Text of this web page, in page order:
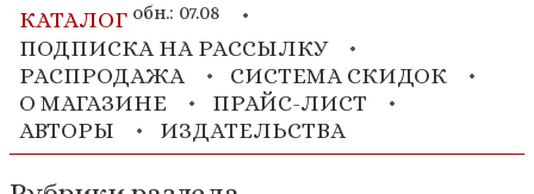
КАТАЛОГ обн.: 07.08
ПОДПИСКА НА РАССЫЛКУ
РАСПРОДАЖА
СИСТЕМА СКИДОК
О МАГАЗИНЕ
ПРАЙС-ЛИСТ
АВТОРЫ
ИЗДАТЕЛЬСТВА